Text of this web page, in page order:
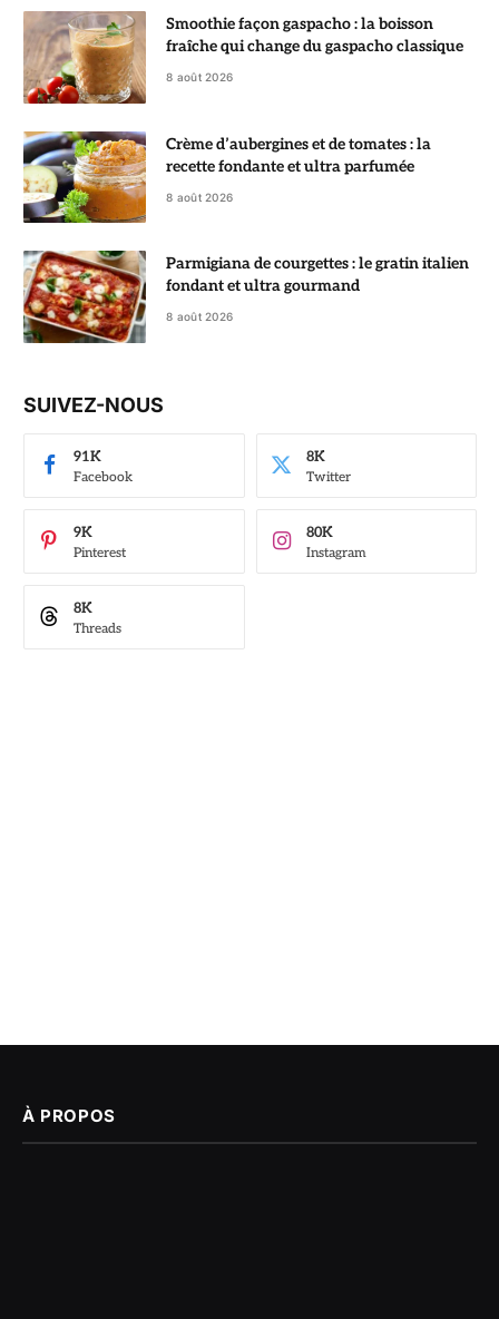
Smoothie façon gaspacho : la boisson
fraîche qui change du gaspacho classique
8 août 2026
Crème d’aubergines et de tomates : la
recette fondante et ultra parfumée
8 août 2026
Parmigiana de courgettes : le gratin italien
fondant et ultra gourmand
8 août 2026
SUIVEZ-NOUS
Facebook
91K
Twitter
8K
Pinterest
9K
Instagram
80K
Threads
8K
À PROPOS